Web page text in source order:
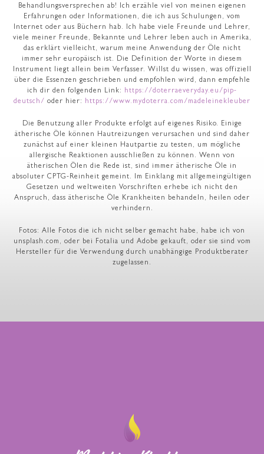
Behandlungsversprechen ab! Ich erzähle viel von meinen eigenen
Erfahrungen oder Informationen, die ich aus Schulungen, vom
Internet oder aus Büchern hab. Ich habe viele Freunde und Lehrer,
viele meiner Freunde, Bekannte und Lehrer leben auch in Amerika,
das erklärt vielleicht, warum meine Anwendung der Öle nicht
immer sehr europäisch ist. Die Definition der Worte in diesem
Instrument liegt allein beim Verfasser. Willst du wissen, was offiziell
über die Essenzen geschrieben und empfohlen wird, dann empfehle
ich dir den folgenden Link: https://doterraeveryday.eu/pip-
deutsch/ oder hier: https://www.mydoterra.com/madeleinekleuber
Die Benutzung aller Produkte erfolgt auf eigenes Risiko. Einige
ätherische Öle können Hautreizungen verursachen und sind daher
zunächst auf einer kleinen Hautpartie zu testen, um mögliche
allergische Reaktionen ausschließen zu können. Wenn von
ätherischen Ölen die Rede ist, sind immer ätherische Öle in
absoluter CPTG-Reinheit gemeint. Im Einklang mit allgemeingültigen
Gesetzen und weltweiten Vorschriften erhebe ich nicht den
Anspruch, dass ätherische Öle Krankheiten behandeln, heilen oder
verhindern.
Fotos: Alle Fotos die ich nicht selber gemacht habe, habe ich von
unsplash.com, oder bei Fotalia und Adobe gekauft, oder sie sind vom
Hersteller für die Verwendung durch unabhängige Produktberater
zugelassen.